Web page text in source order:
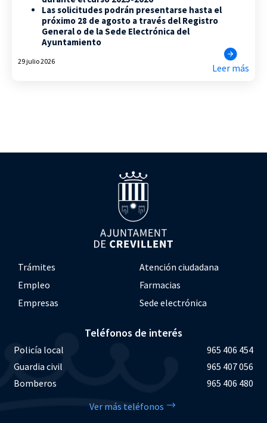
Las solicitudes podrán presentarse hasta el
próximo 28 de agosto a través del Registro
General o de la Sede Electrónica del
Ayuntamiento
29 julio 2026
Leer más
Trámites
Atención ciudadana
Empleo
Farmacias
Empresas
Sede electrónica
Teléfonos de interés
Policía local
965 406 454
Guardia civil
965 407 056
Bomberos
965 406 480
Ver más teléfonos